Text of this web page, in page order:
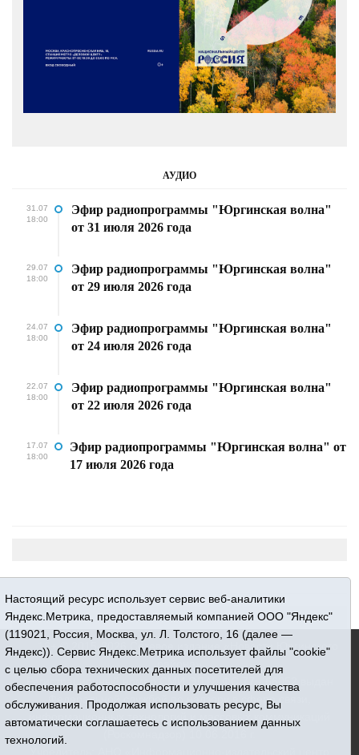
АУДИО
31.07
18:00
Эфир радиопрограммы "Юргинская волна"
от 31 июля 2026 года
29.07
18:00
Эфир радиопрограммы "Юргинская волна"
от 29 июля 2026 года
24.07
18:00
Эфир радиопрограммы "Юргинская волна"
от 24 июля 2026 года
22.07
18:00
Эфир радиопрограммы "Юргинская волна"
от 22 июля 2026 года
17.07
18:00
Эфир радиопрограммы "Юргинская волна" от
17 июля 2026 года
16+ © 2015-2026 Сетевое издание «Новости Юргинского
Регистрационный номер СМИ ЭЛ № ФС 77 - 66052 выдан
Федеральной службой по надзору в сфере связи,
Настоящий ресурс использует сервис веб-аналитики
Яндекс.Метрика, предоставляемый компанией ООО "Яндекс"
(119021, Россия, Москва, ул. Л. Толстого, 16 (далее —
Яндекс)). Сервис Яндекс.Метрика использует файлы "cookie"
с целью сбора технических данных посетителей для
обеспечения работоспособности и улучшения качества
обслуживания. Продолжая использовать ресурс, Вы
автоматически соглашаетесь с использованием данных
технологий.